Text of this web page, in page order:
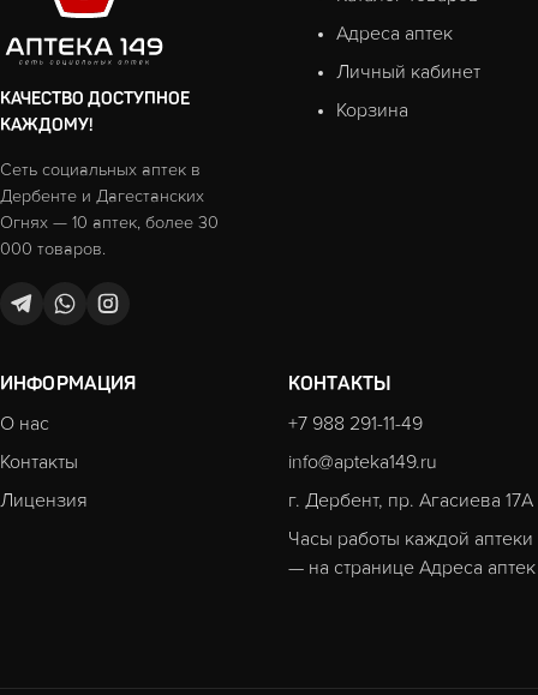
КАЧЕСТВО ДОСТУПНОЕ
КАЖДОМУ!
Сеть социальных аптек в
Дербенте и Дагестанских
Огнях — 10 аптек, более 30
000 товаров.
Адреса аптек
Личный кабинет
Корзина
ИНФОРМАЦИЯ
О нас
Контакты
Лицензия
КОНТАКТЫ
+7 988 291-11-49
info@apteka149.ru
г. Дербент, пр. Агасиева 17А
Часы работы каждой аптеки
— на странице Адреса аптек